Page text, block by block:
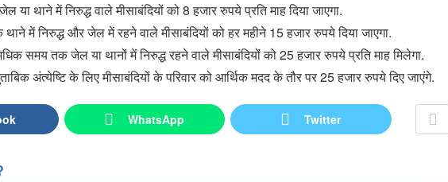
या थाने में निरुद्ध वाले मीसाबंदियों को 8 हजार रुपये प्रति माह दिया जाएगा.
में निरुद्ध और जेल में रहने वाले मीसाबंदियों को हर महीने 15 हजार रुपये दिया जाएगा.
समय तक जेल या थानों में निरुद्ध रहने वाले मीसाबंदियों को 25 हजार रुपये प्रति माह मिलेगा.
अंत्येष्टि के लिए मीसाबंदियों के परिवार को आर्थिक मदद के तौर पर 25 हजार रुपये दिए जाएंगे.
WhatsApp Twitter